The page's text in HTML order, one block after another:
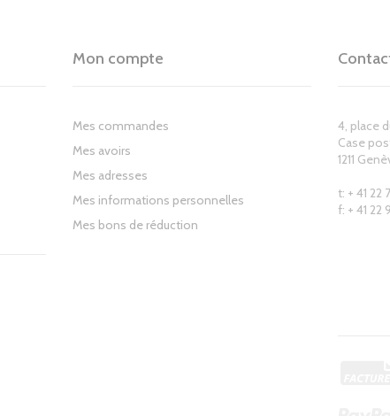
Mon compte
Mes commandes
Mes avoirs
Mes adresses
Mes informations personnelles
Mes bons de réduction
4, place
Case
1211
t: + 41 22
f: + 41 22